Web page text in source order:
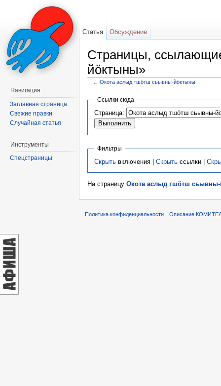
Страницы,
йöктыны»
← Окота аслыд тшöтш сьывны-йöктыны
Ссылки сюда
Страница:
Фильтры
Скрытьвключения | Скрытьссылки |
На страницу Окота аслыд тшöтш
Статья Обсуждение
Навигация
Заглавная страница
Свежие правки
Случайная статья
Инструменты
Спецстраницы
Политика конфиденциальности Описание